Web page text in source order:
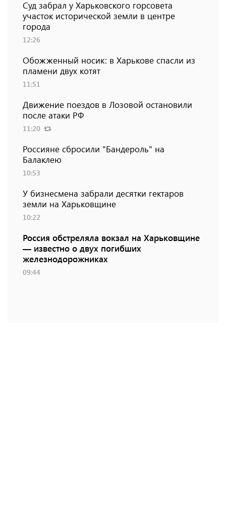
Суд забрал у Харьковского горсовета
участок исторической земли в центре
города
12:26
Обожженный носик: в Харькове спасли из
пламени двух котят
11:51
Движение поездов в Лозовой остановили
после атаки РФ
11:20
Россияне сбросили "Бандероль" на
Балаклею
10:53
У бизнесмена забрали десятки гектаров
земли на Харьковщине
10:22
Россия обстреляла вокзал на Харьковщине
— известно о двух погибших
железнодорожниках
09:44